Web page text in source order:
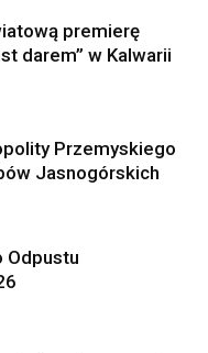
premierę
darem” w Kalwarii
Przemyskiego
Jasnogórskich
Odpustu